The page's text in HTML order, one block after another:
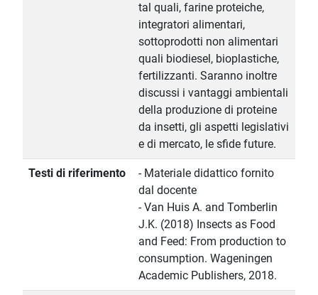
tal quali, farine proteiche,
integratori alimentari,
sottoprodotti non alimentari
quali biodiesel, bioplastiche,
fertilizzanti. Saranno inoltre
discussi i vantaggi ambientali
della produzione di proteine
da insetti, gli aspetti legislativi
e di mercato, le sfide future.
Testi di riferimento
- Materiale didattico fornito
dal docente
- Van Huis A. and Tomberlin
J.K. (2018) Insects as Food
and Feed: From production to
consumption. Wageningen
Academic Publishers, 2018.